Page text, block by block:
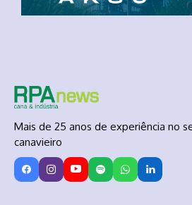
Mais de 25 anos de experiência no
canavieiro